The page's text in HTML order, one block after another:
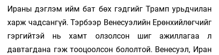
Ираны дэглэм ийм бат бөх гэдгийг Трамп урьдчилан
харж чадсангүй. Тэрбээр Венесуэлийн Ерөнхийлөгчийг
гэргийтэй нь хамт олзолсон шиг ажиллагаа л
давтагдана гэж тооцоолсон бололтой. Венесуэл, Иран